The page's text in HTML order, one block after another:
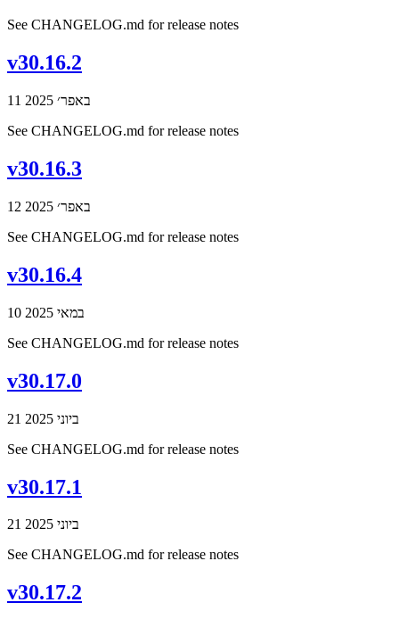
See CHANGELOG.md for release notes
v30.16.2
11 באפר׳ 2025
See CHANGELOG.md for release notes
v30.16.3
12 באפר׳ 2025
See CHANGELOG.md for release notes
v30.16.4
10 במאי 2025
See CHANGELOG.md for release notes
v30.17.0
21 ביוני 2025
See CHANGELOG.md for release notes
v30.17.1
21 ביוני 2025
See CHANGELOG.md for release notes
v30.17.2